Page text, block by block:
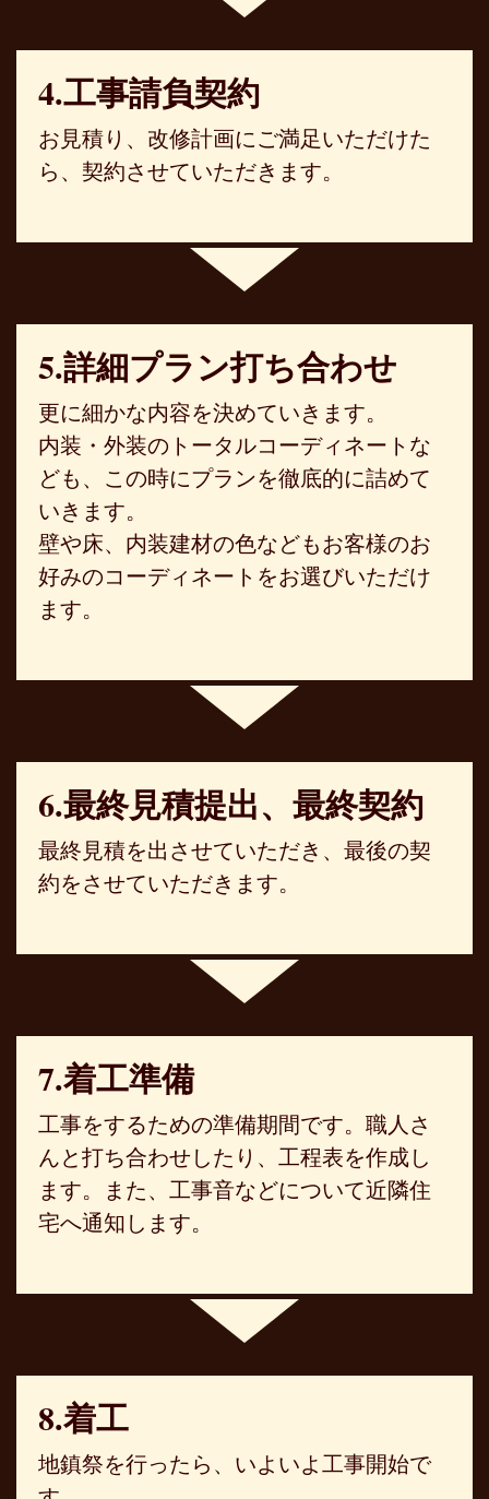
4.工事請負契約
お見積り、改修計画にご満足いただけた
ら、契約させていただきます。
5.詳細プラン打ち合わせ
更に細かな内容を決めていきます。
内装・外装のトータルコーディネートな
ども、この時にプランを徹底的に詰めて
いきます。
壁や床、内装建材の色などもお客様のお
好みのコーディネートをお選びいただけ
ます。
6.最終見積提出、最終契約
最終見積を出させていただき、最後の契
約をさせていただきます。
7.着工準備
工事をするための準備期間です。職人さ
んと打ち合わせしたり、工程表を作成し
ます。また、工事音などについて近隣住
宅へ通知します。
8.着工
地鎮祭を行ったら、いよいよ工事開始で